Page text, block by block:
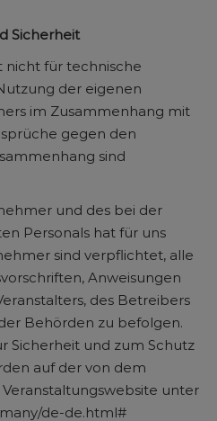
Sicherheit
nicht für technische
der eigenen
im Zusammenhang mit
gegen den
sind
und des bei der
Personals hat für uns
sind verpflichtet, alle
Anweisungen
des Betreibers
Behörden zu befolgen.
Sicherheit und zum Schutz
auf der von dem
unter
de-de.html#